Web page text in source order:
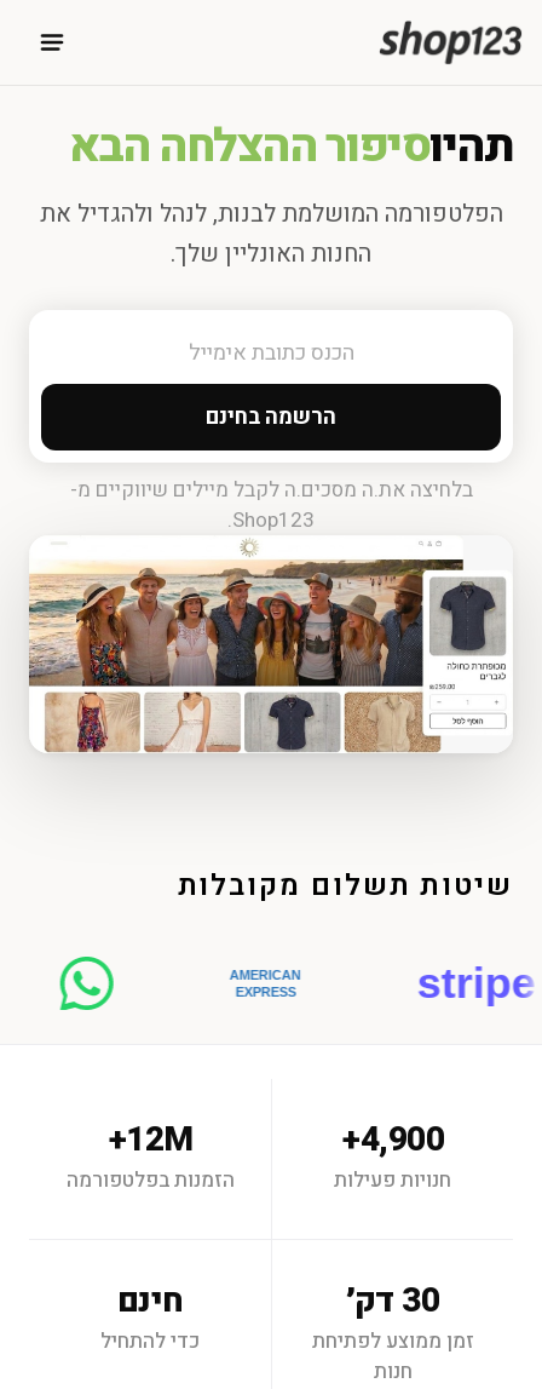
תהיוסיפור ההצלחה הבא
הפלטפורמה המושלמת לבנות, לנהל ולהגדיל את
החנות האונליין שלך.
הרשמה בחינם
בלחיצה את.ה מסכים.ה לקבל מיילים שיווקיים מ-
Shop123.
שיטות תשלום מקובלות
AMERICAN
EXPRESS
stripe
4,900+
חנויות פעילות
12M+
הזמנות בפלטפורמה
30 דק׳
זמן ממוצע לפתיחת
חנות
חינם
כדי להתחיל